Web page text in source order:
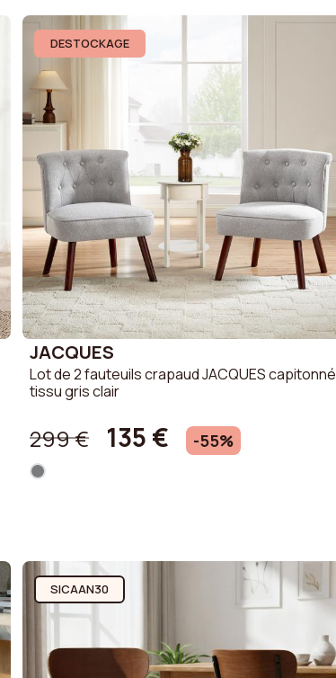
DESTOCKAGE
JACQUES
Lot de 2 fauteuils crapaud JACQUES capitonné
tissu gris clair
299 € 135 € -55%
SICAAN30